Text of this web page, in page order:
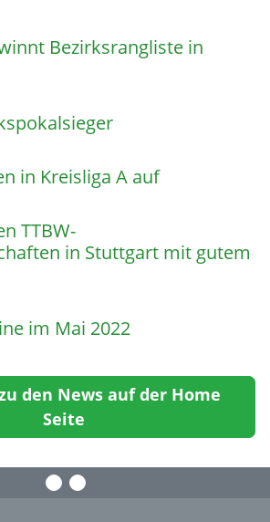
Bezirksrangliste in
in Kreisliga A auf
TTBW-
in Stuttgart mit gutem
im Mai 2022
den News auf der Home
Seite